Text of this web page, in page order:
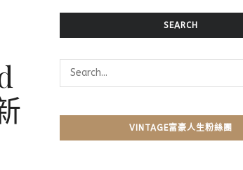
SEARCH
VINTAGE富豪人生粉絲團